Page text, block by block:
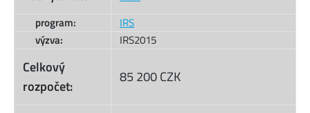
program:
IRS
výzva:
IRS2015
Celkový
rozpočet:
85 200 CZK